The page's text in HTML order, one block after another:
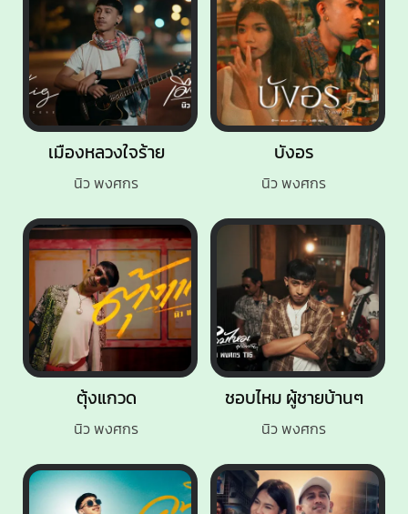
เมืองหลวงใจร้าย
นิว พงศกร
บังอร
นิว พงศกร
ชอบไหม ผู้ชายบ้านๆ
นิว พงศกร
ตุ้งแกวด
นิว พงศกร